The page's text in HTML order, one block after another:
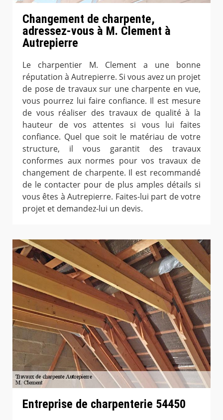
Changement de charpente,
adressez-vous à M. Clement à
Autrepierre
Le charpentier M. Clement a une bonne
réputation à Autrepierre. Si vous avez un projet
de pose de travaux sur une charpente en vue,
vous pourrez lui faire confiance. Il est mesure
de vous réaliser des travaux de qualité à la
hauteur de vos attentes si vous lui faites
confiance. Quel que soit le matériau de votre
structure, il vous garantit des travaux
conformes aux normes pour vos travaux de
changement de charpente. Il est recommandé
de le contacter pour de plus amples détails si
vous êtes à Autrepierre. Faites-lui part de votre
projet et demandez-lui un devis.
Entreprise de charpenterie 54450